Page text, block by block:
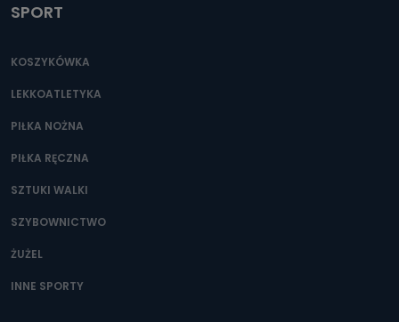
SPORT
KOSZYKÓWKA
LEKKOATLETYKA
PIŁKA NOŻNA
PIŁKA RĘCZNA
SZTUKI WALKI
SZYBOWNICTWO
ŻUŻEL
INNE SPORTY